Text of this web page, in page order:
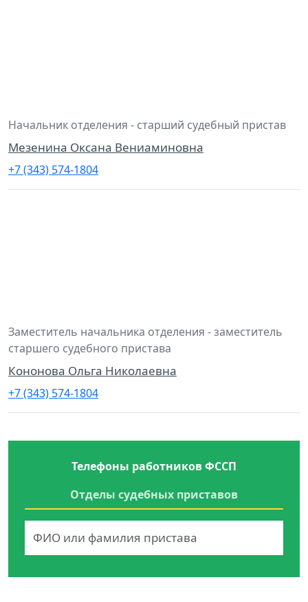
Начальник отделения - старший судебный пристав
Мезенина Оксана Вениаминовна
+7 (343) 574-1804
Заместитель начальника отделения - заместитель
старшего судебного пристава
Кононова Ольга Николаевна
+7 (343) 574-1804
Телефоны работников ФССП
Отделы судебных приставов